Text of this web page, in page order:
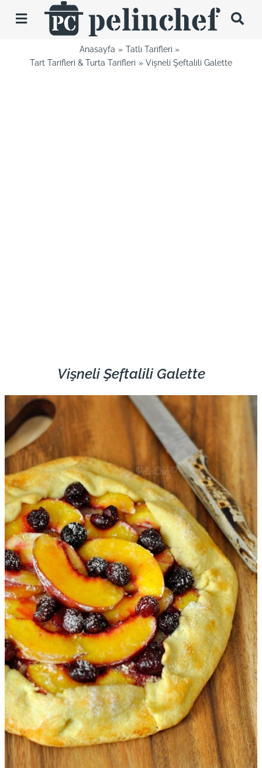
Toggle
Navigation
Anasayfa
Tatlı Tarifleri
Tart Tarifleri & Turta Tarifleri
Vişneli Şeftalili Galette
Vişneli Şeftalili Galette